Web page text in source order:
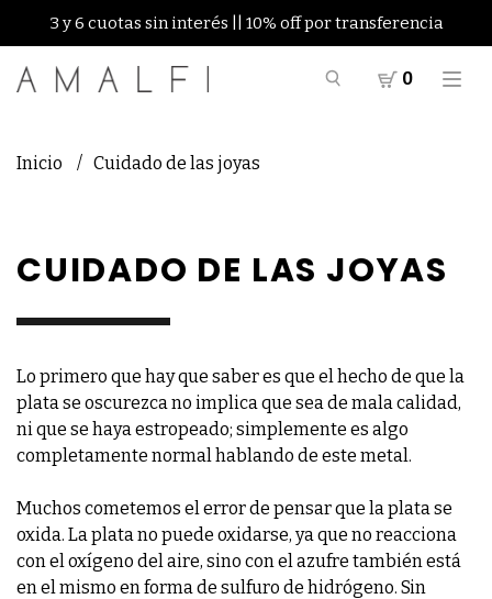
3 y 6 cuotas sin interés || 10% off por transferencia
0
Inicio Cuidado de las joyas
CUIDADO DE LAS JOYAS
Lo primero que hay que saber es que el hecho de que la
plata se oscurezca no implica que sea de mala calidad,
ni que se haya estropeado; simplemente es algo
completamente normal hablando de este metal.
Muchos cometemos el error de pensar que la plata se
oxida. La plata no puede oxidarse, ya que no reacciona
con el oxígeno del aire, sino con el azufre también está
en el mismo en forma de sulfuro de hidrógeno. Sin